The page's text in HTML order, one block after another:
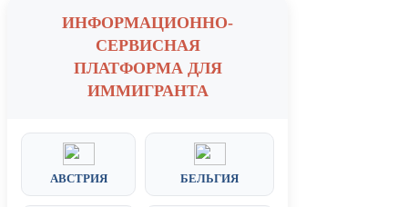
ИНФОРМАЦИОННО-
СЕРВИСНАЯ
ПЛАТФОРМА ДЛЯ
ИММИГРАНТА
АВСТРИЯ БЕЛЬГИЯ